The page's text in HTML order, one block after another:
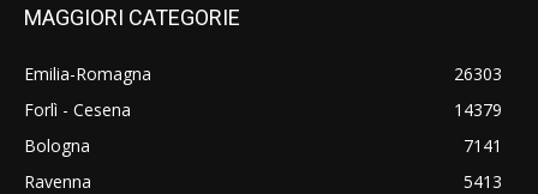
MAGGIORI CATEGORIE
Emilia-Romagna
26303
Forlì - Cesena
14379
Bologna
7141
Ravenna
5413